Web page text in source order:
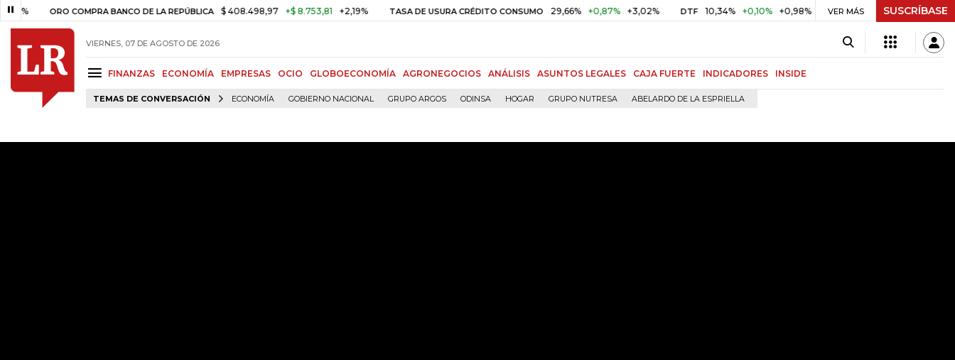
ORO COMPRA BANCO DE LA REPÚBLICA $ 408.498,97 +$ 8.753,81 +2,19% TASA DE USURA CRÉDITO CONSUMO 29,66% +0,87% +3,02% DTF 10,34% +0,10% +0,98% UVR $ 416,91 +$ 0,05 +0,01%
VER MÁS SUSCRÍBASE
VIERNES, 07 DE AGOSTO DE 2026
FINANZAS ECONOMÍA EMPRESAS OCIO GLOBOECONOMÍA AGRONEGOCIOS ANÁLISIS ASUNTOS LEGALES CAJA FUERTE INDICADORES INSIDE
TEMAS DE CONVERSACIÓN ECONOMÍA GOBIERNO NACIONAL GRUPO ARGOS ODINSA HOGAR GRUPO NUTRESA ABELARDO DE LA ESPRIELLA